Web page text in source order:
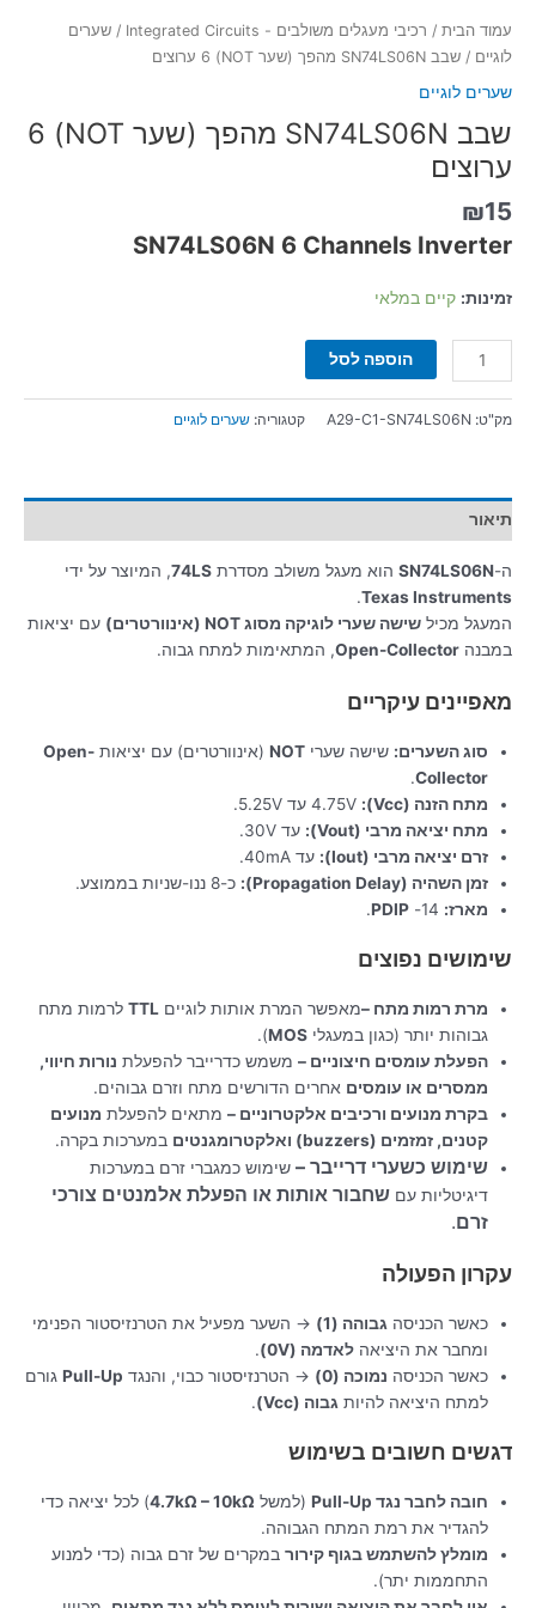
עמוד הבית / רכיבי מעגלים משולבים - Integrated Circuits / שערים
לוגיים / שבב SN74LS06N מהפך (שער NOT) 6 ערוצים
שערים לוגיים
שבב SN74LS06N מהפך (שער NOT) 6
ערוצים
₪15
SN74LS06N 6 Channels Inverter
זמינות: קיים במלאי
הוספה לסל
מק"ט: A29-C1-SN74LS06N קטגוריה: שערים לוגיים
תיאור
ה-SN74LS06N הוא מעגל משולב מסדרת 74LS, המיוצר על ידי
Texas Instruments
.
המעגל מכיל שישה שערי לוגיקה מסוג NOT (אינוורטרים)
עם יציאות
במבנה Open-Collector, המתאימות למתח גבוה.
מאפיינים עיקריים
סוג השערים: שישה שערי NOT (אינוורטרים) עם יציאות Open-
Collector
.
מתח הזנה (Vcc):
מתח יציאה מרבי (Vout):
עד 30V.
זרם יציאה מרבי (Iout):
עד 40mA.
זמן השהיה (Propagation Delay):
כ-8 ננו-שניות בממוצע.
מארז:
PDIP
.
שימושים נפוצים
מרת רמות מתח –מאפשר המרת אותות לוגיים TTL לרמות מתח
גבוהות יותר (כגון במעגלי MOS
).
הפעלת עומסים חיצוניים – משמש כדרייבר להפעלת נורות חיווי,
ממסרים או עומסים אחרים הדורשים מתח וזרם גבוהים.
בקרת מנועים ורכיבים אלקטרוניים – מתאים להפעלת מנועים
קטנים, זמזמים (buzzers) ואלקטרומגנטים
במערכות בקרה.
שימוש כשערי דרייבר – שימוש כמגברי זרם במערכות
דיגיטליות עם שחבור אותות או הפעלת אלמנטים צורכי
זרם.
עקרון הפעולה
כאשר הכניסה גבוהה (1)
→ השער מפעיל את הטרנזיסטור הפנימי
ומחבר את היציאה לאדמה (0V)
.
כאשר הכניסה נמוכה (0) → הטרנזיסטור כבוי, והנגד Pull-Up גורם
למתח היציאה להיות גבוה (Vcc) .
דגשים חשובים בשימוש
חובה לחבר נגד Pull-Up (למשל 4.7kΩ – 10kΩ) לכל יציאה כדי
להגדיר את רמת המתח הגבוהה.
מומלץ להשתמש בגוף קירור במקרים של זרם גבוה (כדי למנוע
התחממות יתר).